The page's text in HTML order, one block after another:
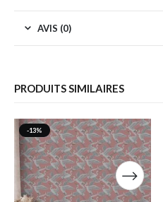
AVIS (0)
PRODUITS SIMILAIRES
-13%